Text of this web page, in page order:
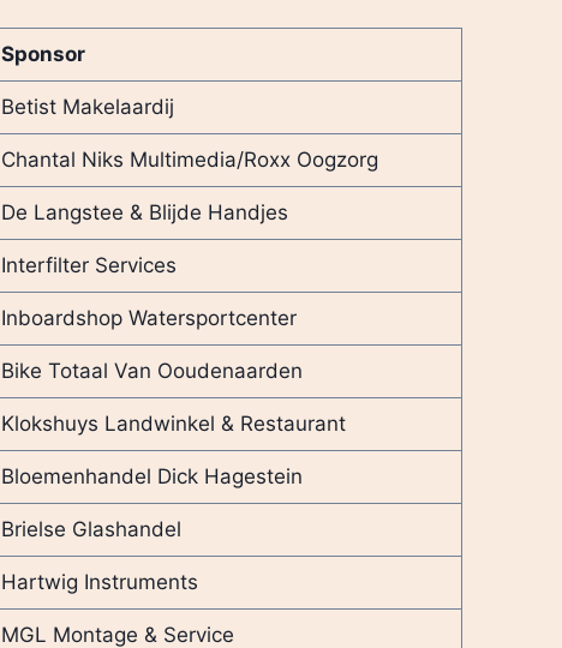
Sponsor
Betist Makelaardij
Chantal Niks Multimedia/Roxx Oogzorg
De Langstee & Blijde Handjes
Interfilter Services
Inboardshop Watersportcenter
Bike Totaal Van Ooudenaarden
Klokshuys Landwinkel & Restaurant
Bloemenhandel Dick Hagestein
Brielse Glashandel
Hartwig Instruments
MGL Montage & Service